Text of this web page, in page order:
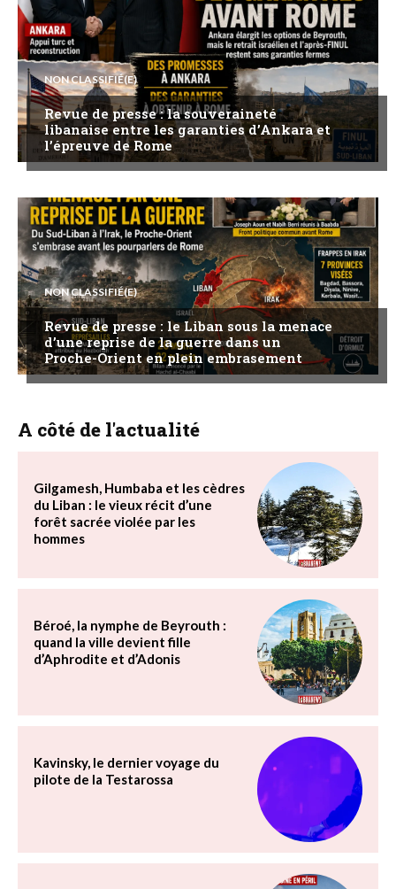
NON CLASSIFIÉ(E)
Revue de presse : la souveraineté
libanaise entre les garanties d’Ankara et
l’épreuve de Rome
NON CLASSIFIÉ(E)
Revue de presse : le Liban sous la menace
d’une reprise de la guerre dans un
Proche-Orient en plein embrasement
A côté de l'actualité
Gilgamesh, Humbaba et les cèdres
du Liban : le vieux récit d’une
forêt sacrée violée par les
hommes
Béroé, la nymphe de Beyrouth :
quand la ville devient fille
d’Aphrodite et d’Adonis
Kavinsky, le dernier voyage du
pilote de la Testarossa